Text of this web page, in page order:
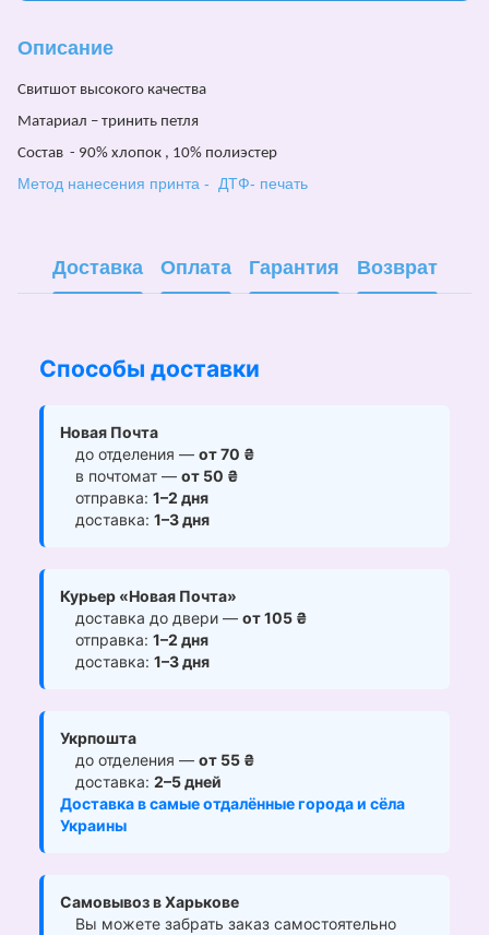
Описание
Свитшот высокого качества
Матариал – тринить петля
Состав - 90% хлопок , 10% полиэстер
Метод нанесения принта - ДТФ- печать
Доставка Оплата Гарантия Возврат
Способы доставки
Новая Почта
до отделения — от 70 ₴
в почтомат — от 50 ₴
отправка: 1–2 дня
доставка: 1–3 дня
Курьер «Новая Почта»
доставка до двери — от 105 ₴
отправка: 1–2 дня
доставка: 1–3 дня
Укрпошта
до отделения — от 55 ₴
доставка: 2–5 дней
Доставка в самые отдалённые города и сёла
Украины
Самовывоз в Харькове
Вы можете забрать заказ самостоятельно